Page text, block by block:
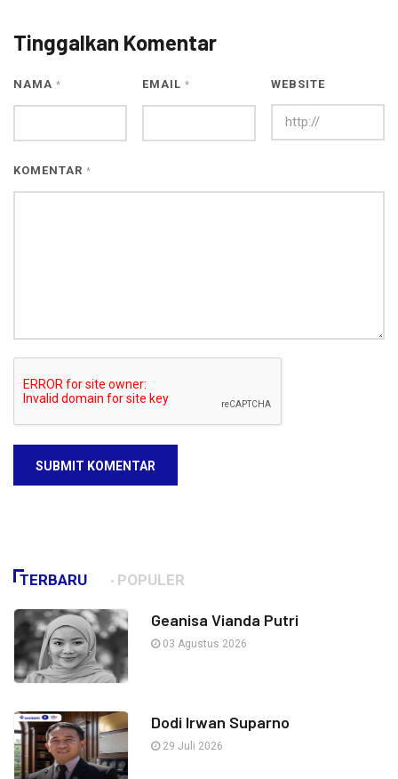
Tinggalkan Komentar
NAMA * EMAIL * WEBSITE
KOMENTAR *
SUBMIT KOMENTAR
TERBARU POPULER
Geanisa Vianda Putri
03 Agustus 2026
Dodi Irwan Suparno
29 Juli 2026